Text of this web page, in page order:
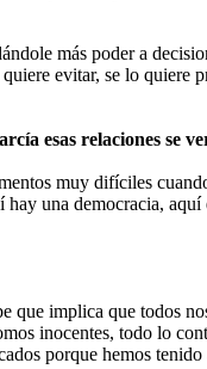
más poder a
evitar, se lo quiere
esas relaciones se
muy difíciles
una democracia,
que implica que todos
inocentes, todo lo
porque hemos